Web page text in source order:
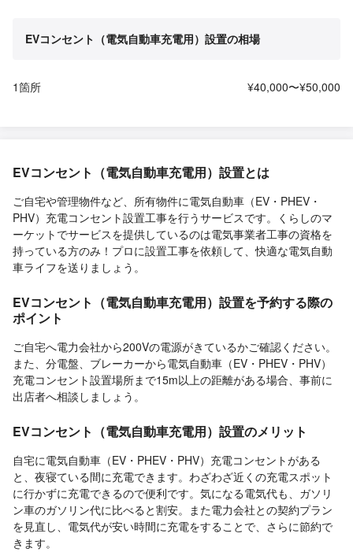
EVコンセント（電気自動車充電用）設置の相場
1箇所 ¥40,000〜¥50,000
EVコンセント（電気自動車充電用）設置とは
ご自宅や管理物件など、所有物件に電気自動車（EV・PHEV・
PHV）充電コンセント設置工事を行うサービスです。くらしのマ
ーケットでサービスを提供しているのは電気事業者工事の資格を
持っている方のみ！プロに設置工事を依頼して、快適な電気自動
車ライフを送りましょう。
EVコンセント（電気自動車充電用）設置を予約する際の
ポイント
ご自宅へ電力会社から200Vの電源がきているかご確認ください。
また、分電盤、ブレーカーから電気自動車（EV・PHEV・PHV）
充電コンセント設置場所まで15m以上の距離がある場合、事前に
出店者へ相談しましょう。
EVコンセント（電気自動車充電用）設置のメリット
自宅に電気自動車（EV・PHEV・PHV）充電コンセントがある
と、夜寝ている間に充電できます。わざわざ近くの充電スポット
に行かずに充電できるので便利です。気になる電気代も、ガソリ
ン車のガソリン代に比べると割安。また電力会社との契約プラン
を見直し、電気代が安い時間に充電をすることで、さらに節約で
きます。